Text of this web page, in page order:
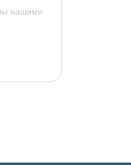
нашими